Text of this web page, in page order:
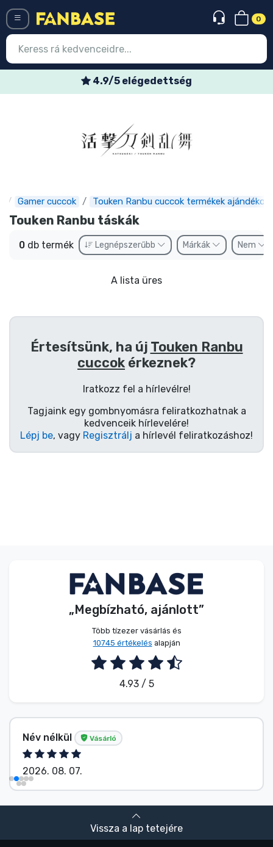
0
4.9/5 elégedettség
Gamer cuccok Touken Ranbu cuccok termékek ajándékok
Touken Ranbu táskák
0 db termék Legnépszerűbb Márkák Nem
A lista üres
Értesítsünk, ha új Touken Ranbu
cuccok érkeznek?
Iratkozz fel a hírlevélre!
Tagjaink egy gombnyomásra feliratkozhatnak a
kedvenceik hírlevelére!
Lépj be, vagy Regisztrálj a hírlevél feliratkozáshoz!
„Megbízható, ajánlott”
Több tízezer vásárlás és
10745 értékelés alapján
4.93 / 5
Név nélkül Vásárló
2026. 08. 07.
Vissza a lap tetejére
Legújabb cuccok
Express szállítás
Előrendelhető cuccok
Outlet cuccok
Sorozatos cuccok
Mesés cuccok
Animés cuccok
Terméktípusok